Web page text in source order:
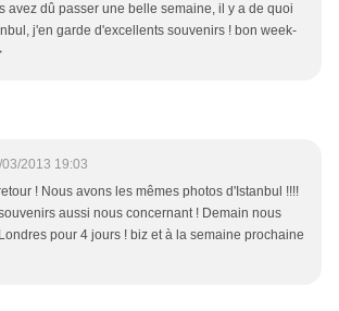
avez dû passer une belle semaine, il y a de quoi
j'en garde d'excellents souvenirs ! bon week-
2013 19:03
! Nous avons les mêmes photos d'Istanbul !!!!
aussi nous concernant ! Demain nous
pour 4 jours ! biz et à la semaine prochaine